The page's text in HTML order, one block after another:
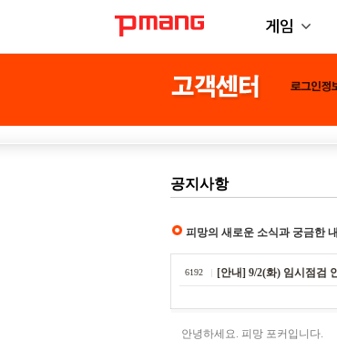
게임
공지사항
피망의 새로운 소식과 궁금한
6192 [안내] 9/2(화) 임시점검
안녕하세요. 피망 포커입니다.